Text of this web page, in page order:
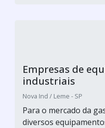
Empresas de
industriais
Nova Ind / Leme - SP
Para o mercado da
diversos